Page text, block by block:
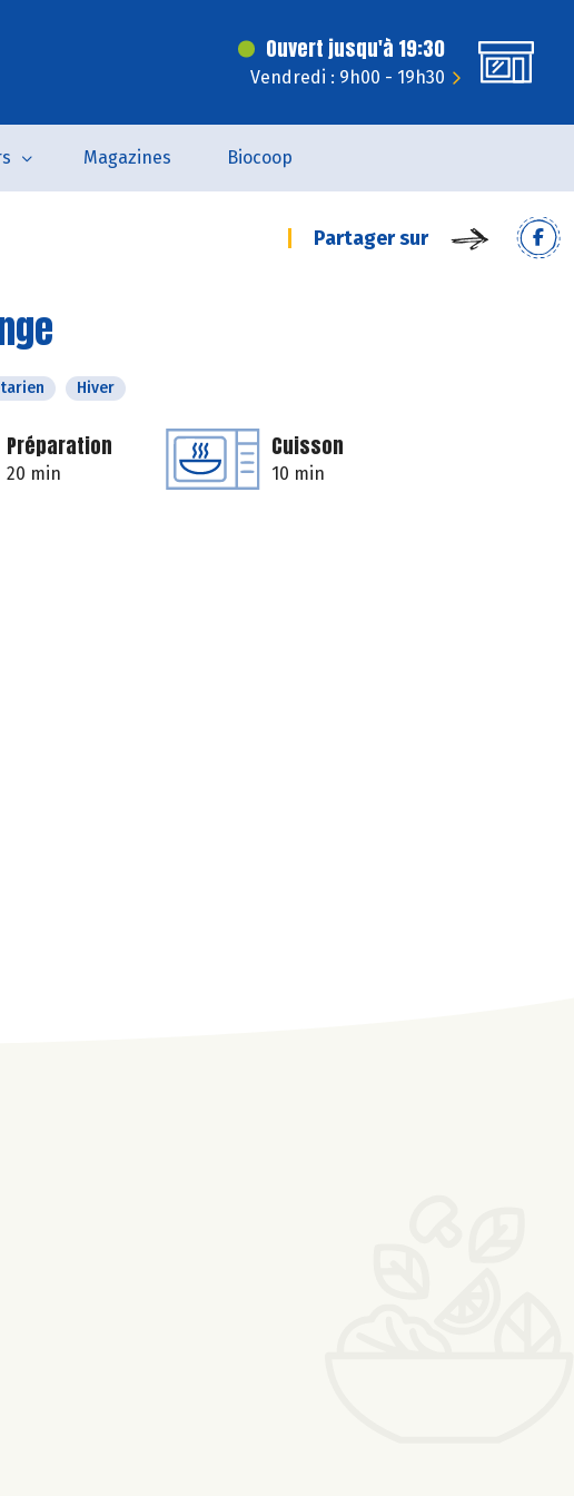
Ouvert jusqu'à 19:30
Vendredi : 9h00 - 19h30
Magazines Biocoop
Partager sur
Hiver
Préparation
20 min
Cuisson
10 min